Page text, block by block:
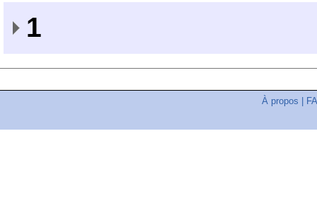
1
À propos